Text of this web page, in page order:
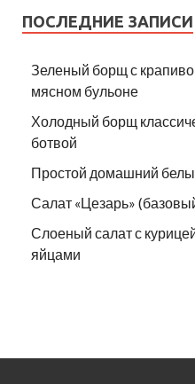
ПОСЛЕДНИЕ ЗАПИСИ
Зеленый борщ с
мясном бульоне
Холодный борщ
ботвой
Простой домашний
Салат «Цезарь»
Слоеный салат с
яйцами